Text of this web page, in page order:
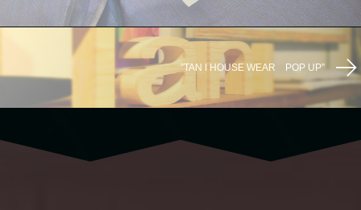
”TAN I HOUSE WEAR POP UP”